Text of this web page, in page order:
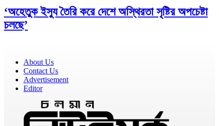
‘অহেতুক ইস্যু তৈরি করে দেশে অস্থিরতা সৃষ্টির অপচেষ্টা
চলছে’
About Us
Contact Us
Advertisement
Editor